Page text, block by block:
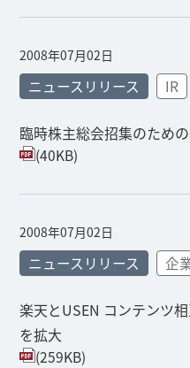
2008年07月02日
ニュースリリース IR
臨時株主総会招集のため
(40KB)
2008年07月02日
ニュースリリース 企
楽天とUSEN コンテンツ
を拡大
(259KB)